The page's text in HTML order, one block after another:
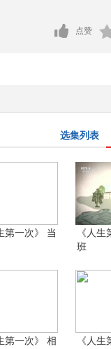
点赞
选集列表
第一次》 当
《人
班
第一次》 相
《人